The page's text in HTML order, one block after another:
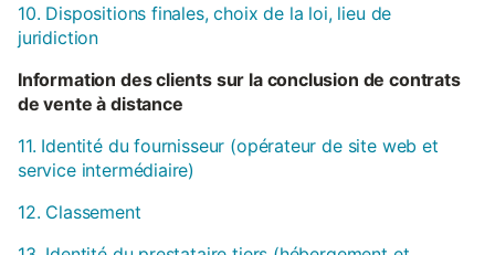
10. Dispositions finales, choix de la loi, lieu de
juridiction
Information des clients sur la conclusion de contrats
de vente à distance
11. Identité du fournisseur (opérateur de site web et
service intermédiaire)
12. Classement